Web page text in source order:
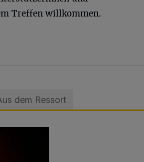
Treffen willkommen.
dem Ressort